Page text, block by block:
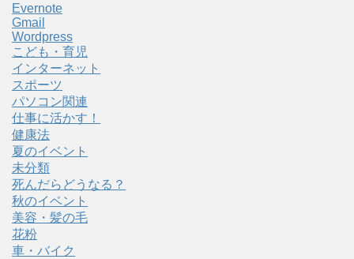
Evernote
Gmail
Wordpress
こども・育児
インターネット
スポーツ
パソコン関連
仕事に活かす！
健康法
夏のイベント
未分類
死んだらどうなる？
秋のイベント
美容・髪の毛
花粉
車・バイク